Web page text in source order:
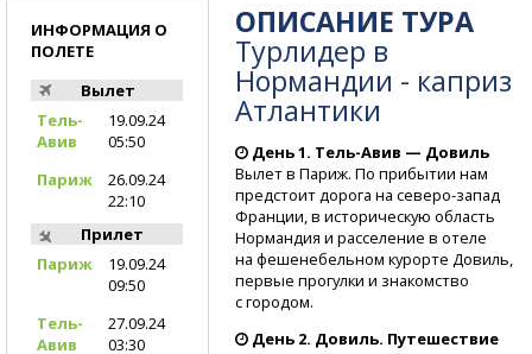
ОПИСАНИЕ ТУРА
Турлидер в
Нормандии - каприз
Атлантики
День 1. Тель-Авив — Довиль
Вылет в Париж. По прибытии нам
предстоит дорога на северо-запад
Франции, в историческую область
Нормандия и расселение в отеле
на фешенебельном курорте Довиль,
первые прогулки и знакомство
с городом.
День 2. Довиль. Путешествие
ИНФОРМАЦИЯ О
ПОЛЕТЕ
Вылет
Тель-
Авив
19.09.24
05:50
Париж
26.09.24
22:10
Прилет
Париж
19.09.24
09:50
Тель-
Авив
27.09.24
03:30